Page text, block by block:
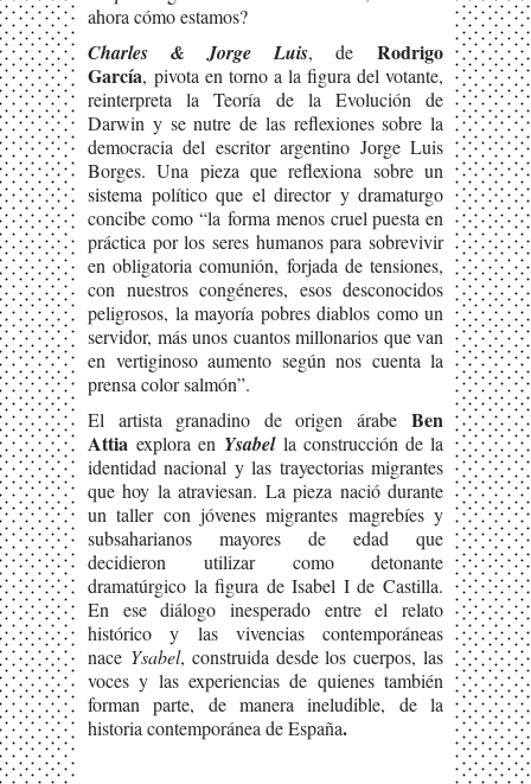
ahora cómo estamos?
Charles & Jorge Luis, de Rodrigo
García, pivota en torno a la figura del votante,
reinterpreta la Teoría de la Evolución de
Darwin y se nutre de las reflexiones sobre la
democracia del escritor argentino Jorge Luis
Borges. Una pieza que reflexiona sobre un
sistema político que el director y dramaturgo
concibe como “la forma menos cruel puesta en
práctica por los seres humanos para sobrevivir
en obligatoria comunión, forjada de tensiones,
con nuestros congéneres, esos desconocidos
peligrosos, la mayoría pobres diablos como un
servidor, más unos cuantos millonarios que van
en vertiginoso aumento según nos cuenta la
prensa color salmón”.
El artista granadino de origen árabe Ben
Attia explora en Ysabella construcción de la
identidad nacional y las trayectorias migrantes
que hoy la atraviesan. La pieza nació durante
un taller con jóvenes migrantes magrebíes y
subsaharianos mayores de edad que
decidieron utilizar como detonante
dramatúrgico la figura de Isabel I de Castilla.
En ese diálogo inesperado entre el relato
histórico y las vivencias contemporáneas
nace Ysabel, construida desde los cuerpos, las
voces y las experiencias de quienes también
forman parte, de manera ineludible, de la
historia contemporánea de España.